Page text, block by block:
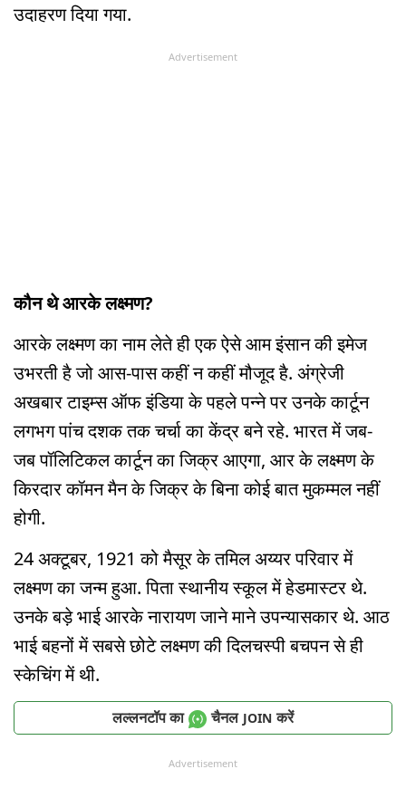
उदाहरण दिया गया.
Advertisement
कौन थे आरके लक्ष्मण?
आरके लक्ष्मण का नाम लेते ही एक ऐसे आम इंसान की इमेज
उभरती है जो आस-पास कहीं न कहीं मौजूद है. अंग्रेजी
अखबार टाइम्स ऑफ इंडिया के पहले पन्ने पर उनके कार्टून
लगभग पांच दशक तक चर्चा का केंद्र बने रहे. भारत में जब-
जब पॉलिटिकल कार्टून का जिक्र आएगा, आर के लक्ष्मण के
किरदार कॉमन मैन के जिक्र के बिना कोई बात मुकम्मल नहीं
होगी.
24 अक्टूबर, 1921 को मैसूर के तमिल अय्यर परिवार में
लक्ष्मण का जन्म हुआ. पिता स्थानीय स्कूल में हेडमास्टर थे.
उनके बड़े भाई आरके नारायण जाने माने उपन्यासकार थे. आठ
भाई बहनों में सबसे छोटे लक्ष्मण की दिलचस्पी बचपन से ही
स्केचिंग में थी.
लल्लनटॉप का चैनल JOIN करें
Advertisement